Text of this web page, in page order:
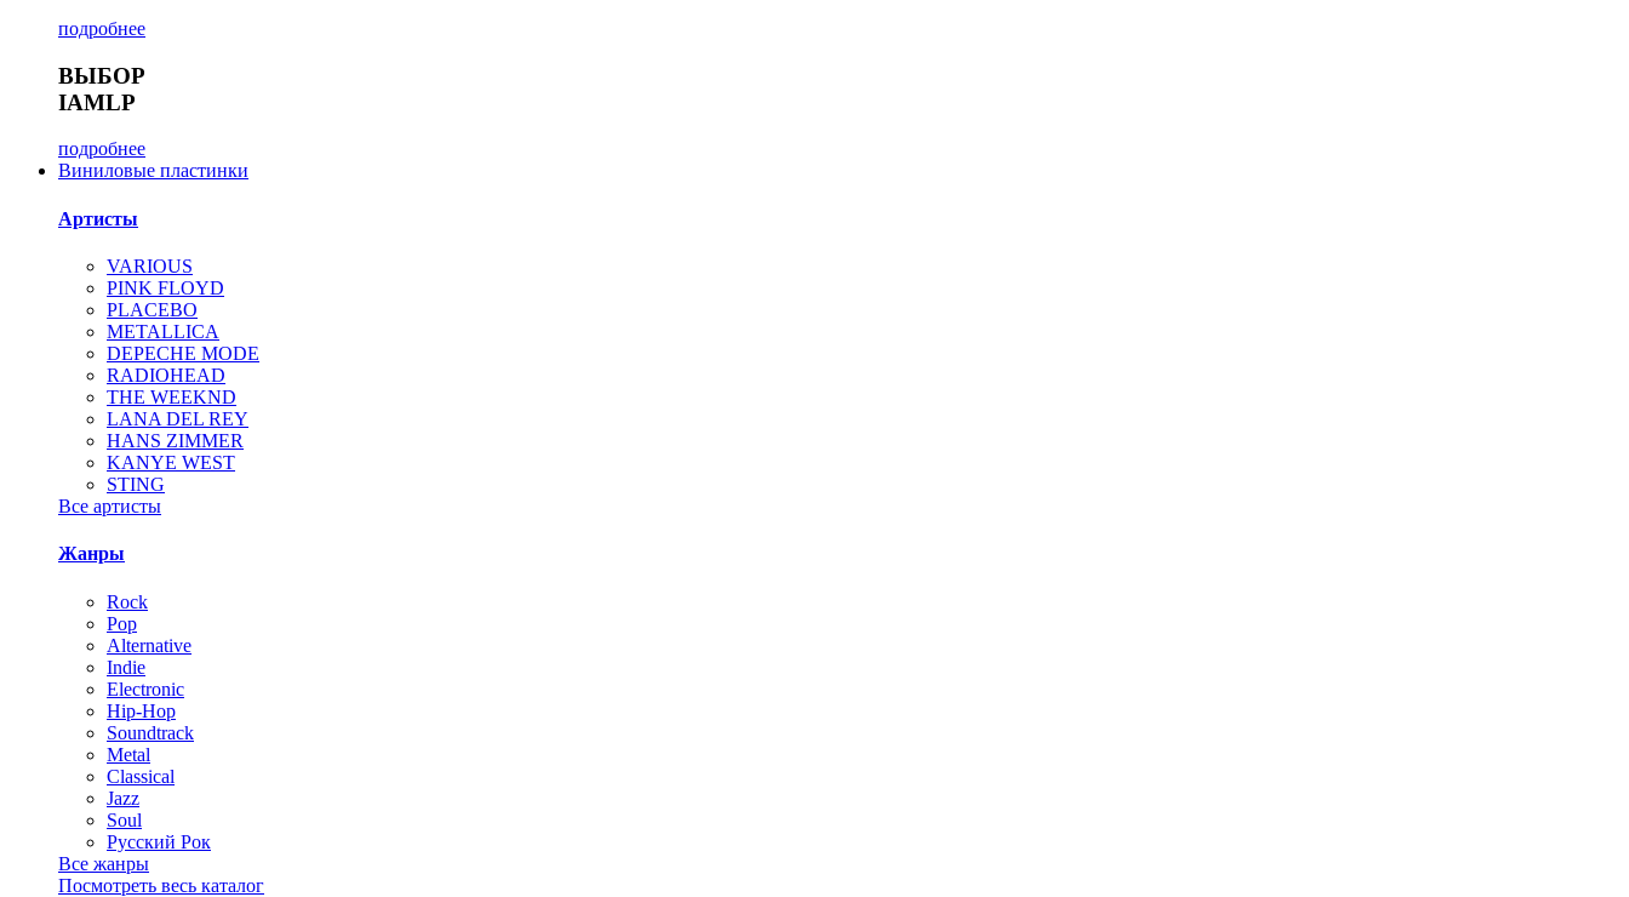
подробнее
ВЫБОР
IAMLP
подробнее
Виниловые пластинки
Артисты
VARIOUS
PINK FLOYD
PLACEBO
METALLICA
DEPECHE MODE
RADIOHEAD
THE WEEKND
LANA DEL REY
HANS ZIMMER
KANYE WEST
STING
Все артисты
Жанры
Rock
Pop
Alternative
Indie
Electronic
Hip-Hop
Soundtrack
Metal
Classical
Jazz
Soul
Русский Рок
Все жанры
Посмотреть весь каталог